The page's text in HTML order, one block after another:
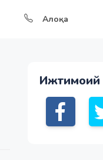
Алоқа
Ижтимоий